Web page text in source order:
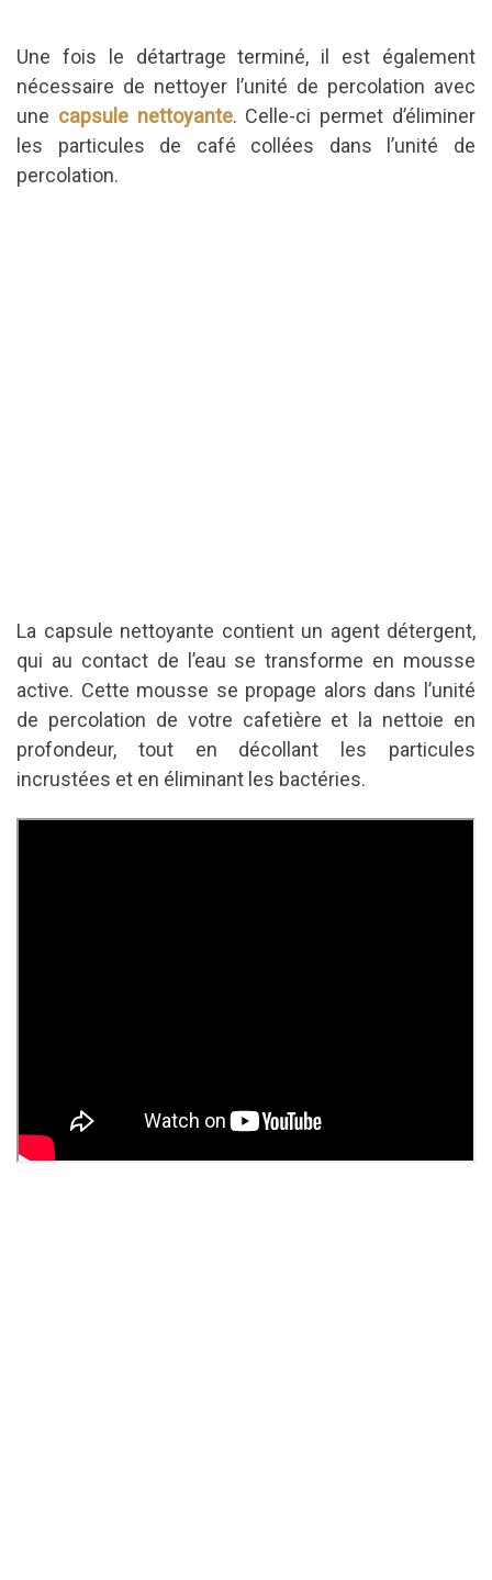
Une fois le détartrage terminé, il est également
nécessaire de nettoyer l’unité de percolation avec
une capsule nettoyante. Celle-ci permet d’éliminer
les particules de café collées dans l’unité de
percolation.
La capsule nettoyante contient un agent détergent,
qui au contact de l’eau se transforme en mousse
active. Cette mousse se propage alors dans l’unité
de percolation de votre cafetière et la nettoie en
profondeur, tout en décollant les particules
incrustées et en éliminant les bactéries.